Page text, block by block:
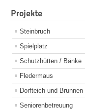
Projekte
Steinbruch
Spielplatz
Schutzhütten / Bänke
Fledermaus
Dorfteich und Brunnen
Seniorenbetreuung